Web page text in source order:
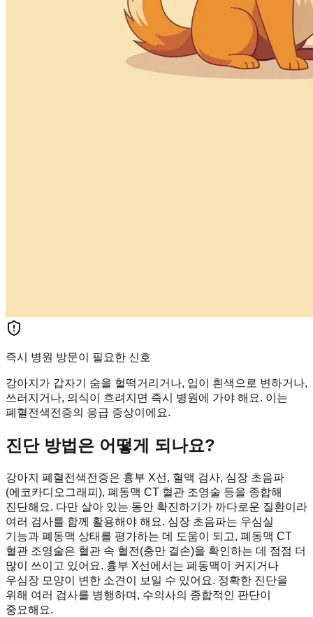
즉시 병원 방문이 필요한 신호
강아지가 갑자기 숨을 헐떡거리거나, 입이 흰색으로 변하거나,
쓰러지거나, 의식이 흐려지면 즉시 병원에 가야 해요. 이는
폐혈전색전증의 응급 증상이에요.
진단 방법은 어떻게 되나요?
강아지 폐혈전색전증은 흉부 X선, 혈액 검사, 심장 초음파
(에코카디오그래피), 폐동맥 CT 혈관 조영술 등을 종합해
진단해요. 다만 살아 있는 동안 확진하기가 까다로운 질환이라
여러 검사를 함께 활용해야 해요. 심장 초음파는 우심실
기능과 폐동맥 상태를 평가하는 데 도움이 되고, 폐동맥 CT
혈관 조영술은 혈관 속 혈전(충만 결손)을 확인하는 데 점점 더
많이 쓰이고 있어요. 흉부 X선에서는 폐동맥이 커지거나
우심장 모양이 변한 소견이 보일 수 있어요. 정확한 진단을
위해 여러 검사를 병행하며, 수의사의 종합적인 판단이
중요해요.